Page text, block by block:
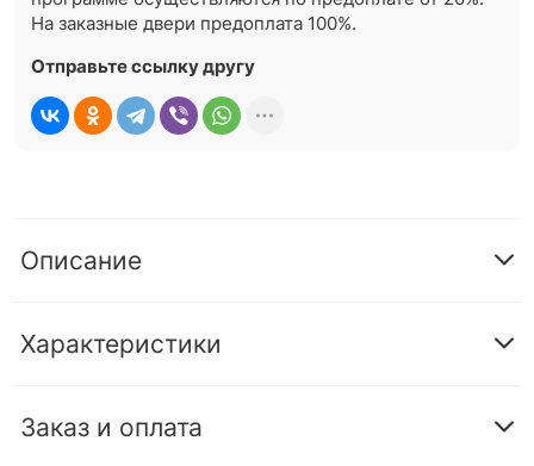
На заказные двери предоплата 100%.
Отправьте ссылку другу
Описание
Характеристики
Заказ и оплата